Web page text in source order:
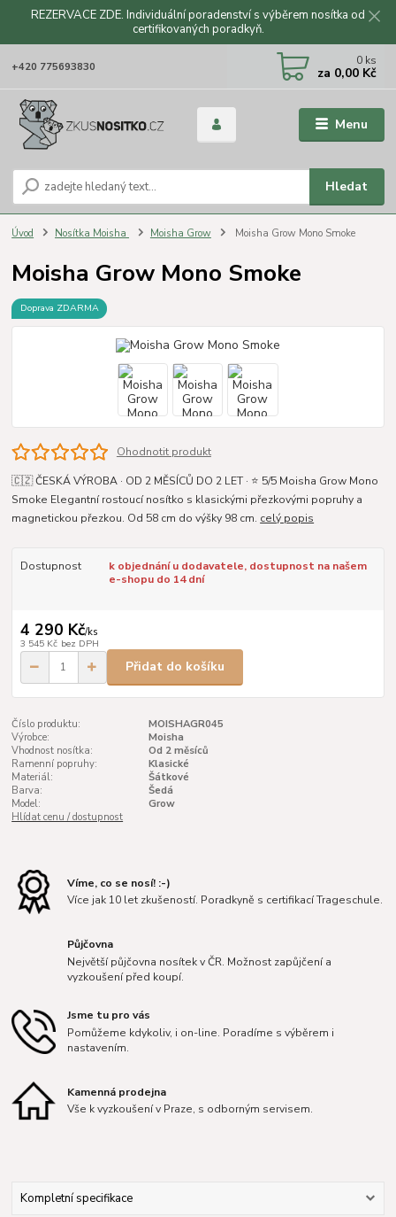
REZERVACE ZDE. Individuální poradenství s výběrem nosítka od
certifikovaných poradkyň.
Menu
Hledat
+420 775693830 0 ks
za 0,00 Kč
Úvod Nosítka Moisha Moisha Grow Moisha Grow Mono Smoke
Moisha Grow Mono Smoke
Doprava ZDARMA
Ohodnotit produkt
🇨🇿 ČESKÁ VÝROBA · OD 2 MĚSÍCŮ DO 2 LET · ⭐ 5/5 Moisha Grow Mono
Smoke Elegantní rostoucí nosítko s klasickými přezkovými popruhy a
magnetickou přezkou. Od 58 cm do výšky 98 cm. celý popis
Dostupnost
k objednání u dodavatele, dostupnost na našem
e-shopu do 14 dní
4 290 Kč/ks
3 545 Kč bez DPH
Přidat do košíku
Číslo produktu:
MOISHAGR045
Výrobce:
Moisha
Vhodnost nosítka:
Od 2 měsíců
Ramenní popruhy:
Klasické
Materiál:
Šátkové
Barva:
Šedá
Model:
Grow
Hlídat cenu / dostupnost
Víme, co se nosí! :-)
Více jak 10 let zkušeností. Poradkyně s certifikací Trageschule.
Půjčovna
Největší půjčovna nosítek v ČR. Možnost zapůjčení a
vyzkoušení před koupí.
Jsme tu pro vás
Pomůžeme kdykoliv, i on-line. Poradíme s výběrem i
nastavením.
Kamenná prodejna
Vše k vyzkoušení v Praze, s odborným servisem.
Kompletní specifikace